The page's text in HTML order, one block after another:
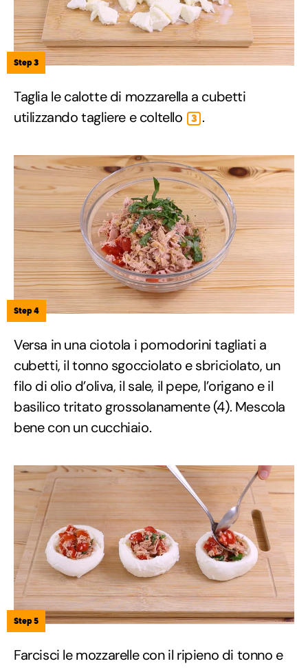
Step 3
Taglia le calotte di mozzarella a cubetti
utilizzando tagliere e coltello
3 .
Step 4
Versa in una ciotola i pomodorini tagliati a
cubetti, il tonno sgocciolato e sbriciolato, un
filo di olio d’oliva, il sale, il pepe, l’origano e il
basilico tritato grossolanamente (4). Mescola
bene con un cucchiaio.
Step 5
Farcisci le mozzarelle con il ripieno di tonno e